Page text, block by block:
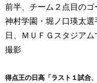
前半、チーム２点目のゴ
神村学園・堀ノ口瑛太選
日、ＭＵＦＧスタジアム
撮影
得点王の日高「ラスト１試合